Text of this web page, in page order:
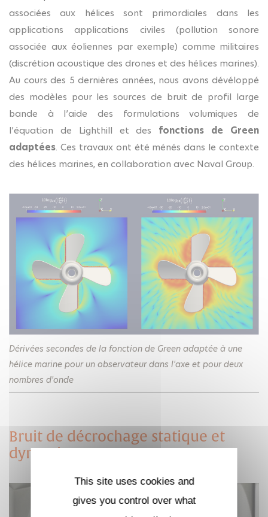
associées aux hélices sont primordiales dans les
applications applications civiles (pollution sonore
associée aux éoliennes par exemple) comme militaires
(discrétion acoustique des drones et des hélices marines).
Au cours des 5 dernières années, nous avons dévéloppé
des modèles pour les sources de bruit de profil large
bande à l’aide des formulations volumiques de
l’équation de Lighthill et des fonctions de Green
adaptées. Ces travaux ont été ménés dans le contexte
des hélices marines, en collaboration avec Naval Group.
Dérivées secondes de la fonction de Green adaptée à une
hélice marine pour un observateur dans l'axe et pour deux
nombres d'onde
Bruit de décrochage statique et
dynamique
This site uses cookies and
gives you control over what